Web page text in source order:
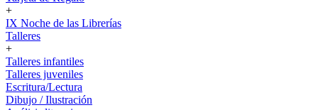
+
IX Noche de las Librerías
Talleres
+
Talleres infantiles
Talleres juveniles
Escritura/Lectura
Dibujo / Ilustración